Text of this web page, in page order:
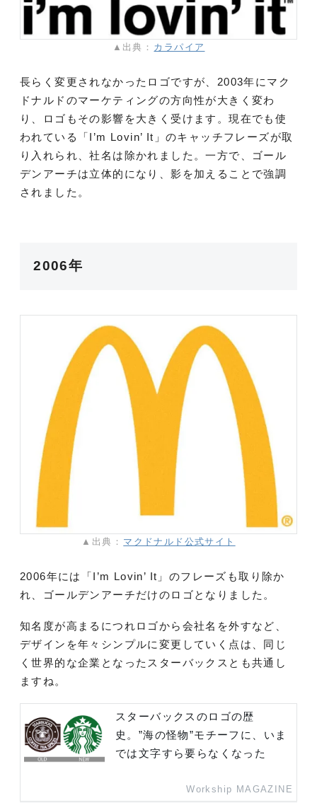
▲出典： カラパイア
長らく変更されなかったロゴですが、2003年にマク
ドナルドのマーケティングの方向性が大きく変わ
り、ロゴもその影響を大きく受けます。現在でも使
われている「I’m Lovin’ It」のキャッチフレーズが取
り入れられ、社名は除かれました。一方で、ゴール
デンアーチは立体的になり、影を加えることで強調
されました。
2006年
▲出典： マクドナルド公式サイト
2006年には「I’m Lovin’ It」のフレーズも取り除か
れ、ゴールデンアーチだけのロゴとなりました。
知名度が高まるにつれロゴから会社名を外すなど、
デザインを年々シンプルに変更していく点は、同じ
く世界的な企業となったスターバックスとも共通し
ますね。
スターバックスのロゴの歴
史。”海の怪物”モチーフに、いま
では文字すら要らなくなった
Workship MAGAZINE